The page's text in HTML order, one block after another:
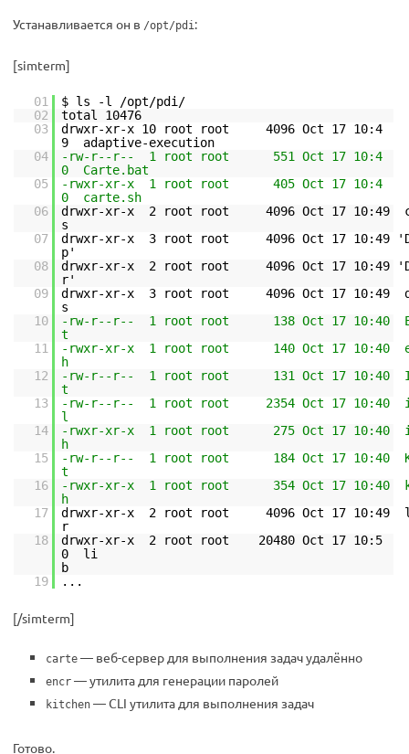
Устанавливается он в /opt/pdi:
[simterm]
01
$ ls -l /opt/pdi/
02
total 10476
03
drwxr-xr-x 10 root root 4096 Oct 17 10:4
9 adaptive-execution
04
-rw-r--r-- 1 root root 551 Oct 17 10:4
0 Carte.bat
05
-rwxr-xr-x 1 root root 405 Oct 17 10:4
0 carte.sh
06
drwxr-xr-x 2 root root 4096 Oct 17 10:49
07
drwxr-xr-x 3 root root 4096 Oct 17 10:49
08
drwxr-xr-x 2 root root 4096 Oct 17 10:49
09
drwxr-xr-x 3 root root 4096 Oct 17 10:49
10
-rw-r--r-- 1 root root 138 Oct 17 10:40
11
-rwxr-xr-x 1 root root 140 Oct 17 10:40
12
-rw-r--r-- 1 root root 131 Oct 17 10:40
13
-rw-r--r-- 1 root root 2354 Oct 17 10:40
14
-rwxr-xr-x 1 root root 275 Oct 17 10:40
15
-rw-r--r-- 1 root root 184 Oct 17 10:40
16
-rwxr-xr-x 1 root root 354 Oct 17 10:40
17
drwxr-xr-x 2 root root 4096 Oct 17 10:49
18
drwxr-xr-x 2 root root 20480 Oct 17 10:5
0 li
b
19
...
[/simterm]
carte — веб-сервер для выполнения задач удалённо
encr — утилита для генерации паролей
kitchen — CLI утилита для выполнения задач
Готово.